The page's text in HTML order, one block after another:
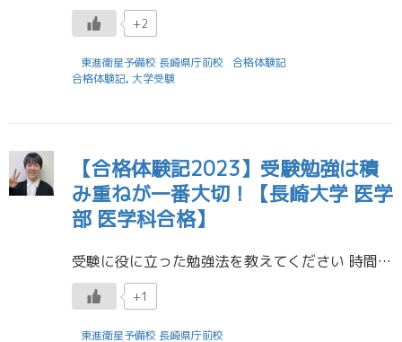
+2
東進衛星予備校 長崎県庁前校
合格体験記
合格体験記, 大学受験
【合格体験記2023】受験勉強は積
み重ねが一番大切！【長崎大学 医学
部 医学科合格】
受験に役に立った勉強法を教えてください 時間帯によってやる勉強を決めていました。 具体的には早朝は昨日暗記したものの復習、日中は演習、夜は暗記。1日を3ブロックに分けることによって、やらなければならないことが厳選されて集 […]
+1
東進衛星予備校 長崎県庁前校